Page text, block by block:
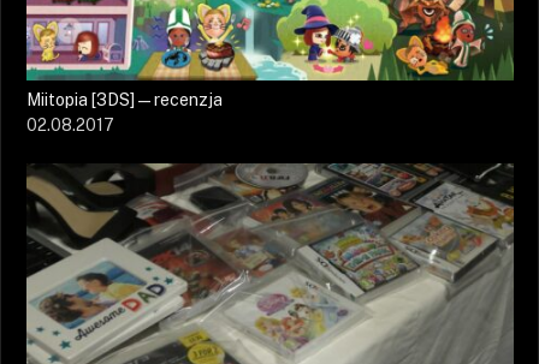
Miitopia [3DS] — recenzja
02.08.2017